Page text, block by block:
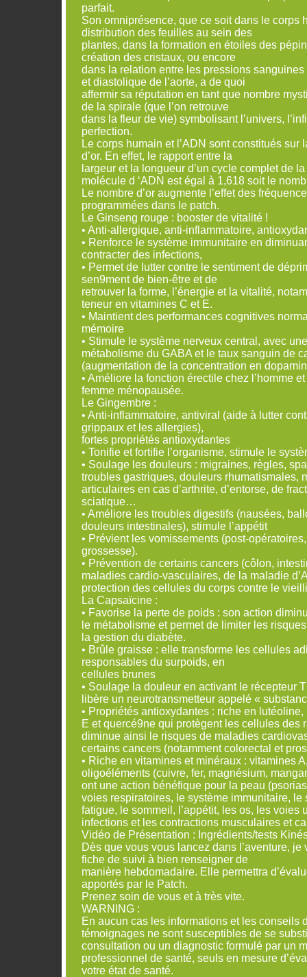
parfait.
Son omniprésence, que ce soit dans le corps
distribution des feuilles au sein des
plantes, dans la formation en étoiles des
création des cristaux, ou encore
dans la relation entre les pressions
et diastolique de l’aorte, a de quoi
affermir sa réputation en tant que nombre
de la spirale (que l’on retrouve
dans la fleur de vie) symbolisant l’univers,
perfection.
Le corps humain et l’ADN sont constitués sur
d’or. En effet, le rapport entre la
largeur et la longueur d’un cycle complet de
molécule d ‘ADN est égal à 1,618 soit le
Le nombre d’or augmente l’effet des
programmées dans le patch.
Le Ginseng rouge : booster de vitalité !
• Anti-allergique, anti-inflammatoire,
• Renforce le système immunitaire en
contracter des infections,
• Permet de lutter contre le sentiment de
sen9ment de bien-être et de
retrouver la forme, l’énergie et la vitalité,
teneur en vitamines C et E.
• Maintient des performances cognitives
mémoire
• Stimule le système nerveux central, avec
métabolisme du GABA et le taux sanguin de
(augmentation de la concentration en
• Améliore la fonction érectile chez l’homme
femme ménopausée.
Le Gingembre :
• Anti-inflammatoire, antiviral (aide à lutter
grippaux et les allergies),
fortes propriétés antioxydantes
• Tonifie et fortifie l’organisme, stimule le
• Soulage les douleurs : migraines, règles,
troubles gastriques, douleurs rhumatismales,
articulaires en cas d’arthrite, d’entorse, de
sciatique…
• Améliore les troubles digestifs (nausées,
douleurs intestinales), stimule l’appétit
• Prévient les vomissements (post-
grossesse).
• Prévention de certains cancers (côlon,
maladies cardio-vasculaires, de la maladie
protection des cellules du corps contre le
La Capsaïcine :
• Favorise la perte de poids : son action
le métabolisme et permet de limiter les
la gestion du diabète.
• Brûle graisse : elle transforme les cellules
responsables du surpoids, en
cellules brunes
• Soulage la douleur en activant le récepteur
libère un neurotransmetteur appelé «
• Propriétés antioxydantes : riche en
E et quercé9ne qui protègent les cellules des
diminue ainsi le risques de maladies
certains cancers (notamment colorectal et
• Riche en vitamines et minéraux : vitamines
oligoéléments (cuivre, fer, magnésium,
ont une action bénéfique pour la peau
voies respiratoires, le système immunitaire, le
fatigue, le sommeil, l’appétit, les os, les voies
infections et les contractions musculaires et
Vidéo de Présentation : Ingrédients/tests
Dès que vous vous lancez dans l’aventure, je
fiche de suivi à bien renseigner de
manière hebdomadaire. Elle permettra
apportés par le Patch.
Prenez soin de vous et à très vite.
WARNING :
En aucun cas les informations et les conseils
témoignages ne sont susceptibles de se
consultation ou un diagnostic formulé par un
professionnel de santé, seuls en mesure
votre état de santé.